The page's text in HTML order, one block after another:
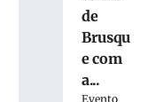
de
Brusqu
e com
a...
Evento